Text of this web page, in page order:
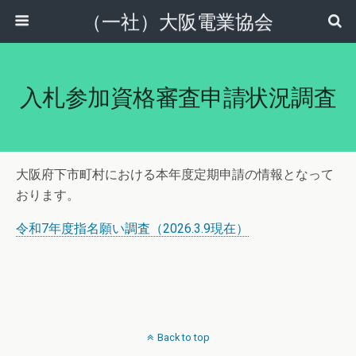
（一社）大阪電業協会
入札参加資格審査申請状況調査
大阪府下市町村における本年度定期申請の情報となって
おります。
令和7年度指名願い調査（2026.3.9現在）
Back to top